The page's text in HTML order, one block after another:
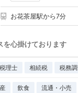
お花茶屋駅から7分
を心掛けております
理士 相続税 税務
飲食 流通・小売